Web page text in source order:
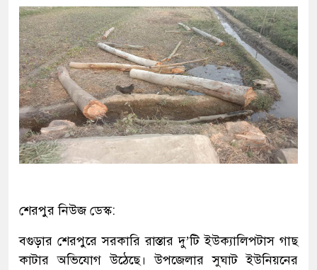
শেরপুর নিউজ ডেস্ক:
বগুড়ার শেরপুরে সরকারি রাস্তার দু’টি ইউক্যালিপটাস গাছ
কাটার অভিযোগ উঠেছে। উপজেলার সুঘাট ইউনিয়নের